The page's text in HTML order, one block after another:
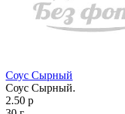
Соус Сырный
Соус Сырный.
2.50 р